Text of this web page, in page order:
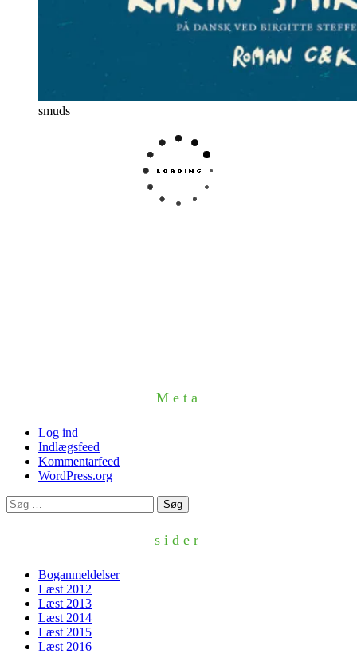
smuds
Meta
Log ind
Indlægsfeed
Kommentarfeed
WordPress.org
Søg
efter:
sider
Boganmeldelser
Læst 2012
Læst 2013
Læst 2014
Læst 2015
Læst 2016